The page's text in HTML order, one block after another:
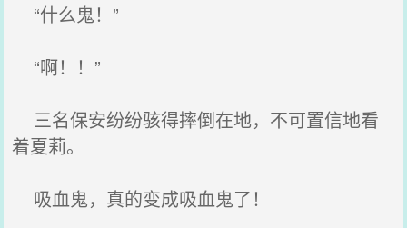
“什么鬼！”
“啊！！”
三名保安纷纷骇得摔倒在地，不可置信地看
着夏莉。
吸血鬼，真的变成吸血鬼了！